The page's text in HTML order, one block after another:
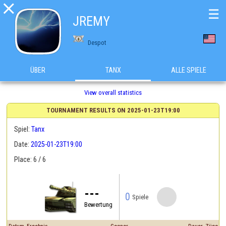

JREMY
Despot
☰
ÜBER TANX ALLE SPIELE
View overall statistics
TOURNAMENT RESULTS ON 2025-01-23T19:00
Spiel:Tanx
Date:2025-01-23T19:00
Place: 6 / 6
---
Bewertung
0 Spiele